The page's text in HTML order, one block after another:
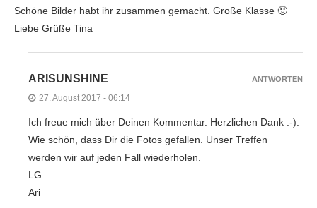
Schöne Bilder habt ihr zusammen gemacht. Große Klasse 🙂
Liebe Grüße Tina
ARISUNSHINE
27. August 2017 - 06:14
Ich freue mich über Deinen Kommentar. Herzlichen Dank :-).
Wie schön, dass Dir die Fotos gefallen. Unser Treffen
werden wir auf jeden Fall wiederholen.
LG
Ari
ANTWORTEN